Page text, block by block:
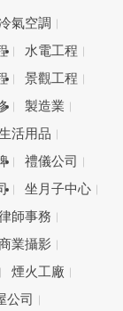
氣空調
水電工程
景觀工程
製造業
活用品
禮儀公司
坐月子中心
師事務
業攝影
煙火工廠
公司